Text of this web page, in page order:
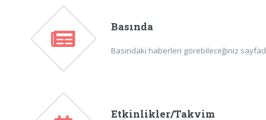
Basında
Basındaki haberleri görebileceğiniz
Etkinlikler/Takvim